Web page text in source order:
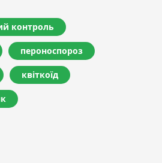
контроль
пероноспороз
квіткоїд